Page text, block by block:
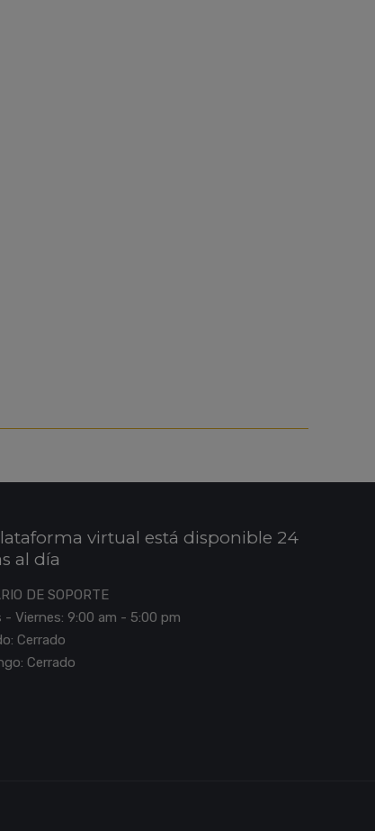
virtual está disponible 24
al día
DE SOPORTE
- Viernes: 9:00 am - 5:00 pm
Cerrado
Cerrado